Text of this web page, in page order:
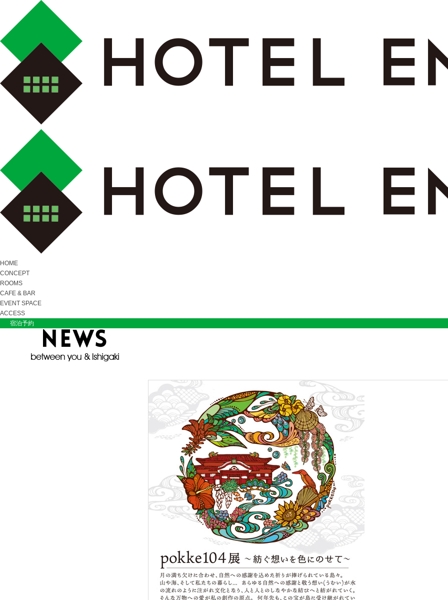
HOME
CONCEPT
ROOMS
CAFE & BAR
EVENT SPACE
ACCESS
宿泊予約